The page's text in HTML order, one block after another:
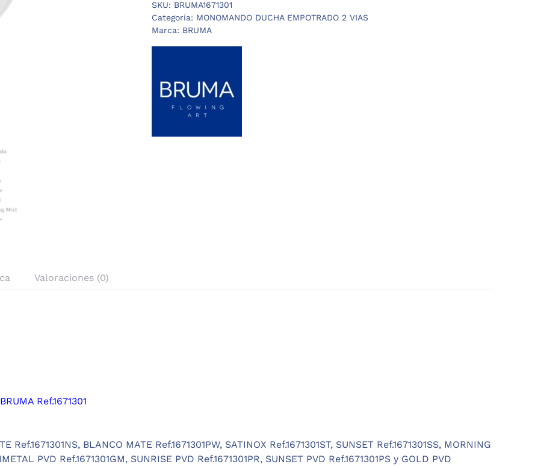
DUCHA
2
SKU: BRUMA1671301
Categoría: MONOMANDO DUCHA EMPOTRADO 2 VIAS
Marca: BRUMA
Valoraciones (0)
Ref.1671301
Ref.1671301NS, BLANCO MATE Ref.1671301PW, SATINOX Ref.1671301ST, SUNSET Ref.1671301SS, MORNING
PVD Ref.1671301GM, SUNRISE PVD Ref.1671301PR, SUNSET PVD Ref.1671301PS y GOLD PVD